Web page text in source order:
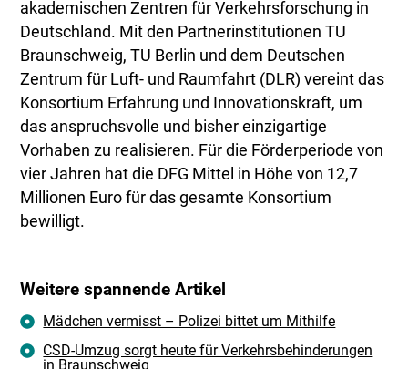
akademischen Zentren für Verkehrsforschung in
Deutschland. Mit den Partnerinstitutionen TU
Braunschweig, TU Berlin und dem Deutschen
Zentrum für Luft- und Raumfahrt (DLR) vereint das
Konsortium Erfahrung und Innovationskraft, um
das anspruchsvolle und bisher einzigartige
Vorhaben zu realisieren. Für die Förderperiode von
vier Jahren hat die DFG Mittel in Höhe von 12,7
Millionen Euro für das gesamte Konsortium
bewilligt.
Weitere spannende Artikel
Mädchen vermisst – Polizei bittet um Mithilfe
CSD-Umzug sorgt heute für Verkehrsbehinderungen
in Braunschweig